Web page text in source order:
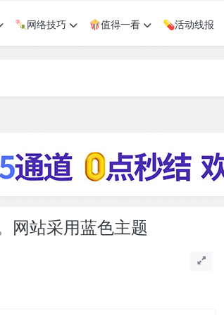
🍡网络技巧 🍿值得一看 💊活动线报
网站采用蓝色主题